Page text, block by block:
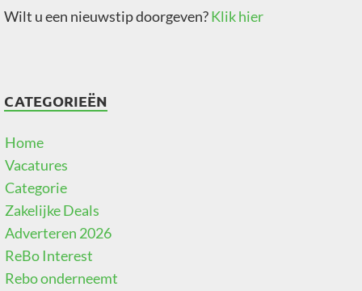
Wilt u een nieuwstip doorgeven?Klik hier
CATEGORIEËN
Home
Vacatures
Categorie
Zakelijke Deals
Adverteren 2026
ReBo Interest
Rebo onderneemt